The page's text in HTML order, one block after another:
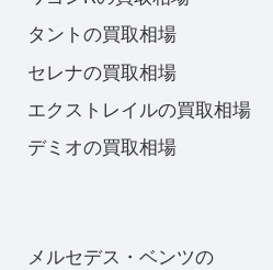
タントの買取相場
セレナの買取相場
エクストレイルの買取相場
デミオの買取相場
メルセデス・ベンツの